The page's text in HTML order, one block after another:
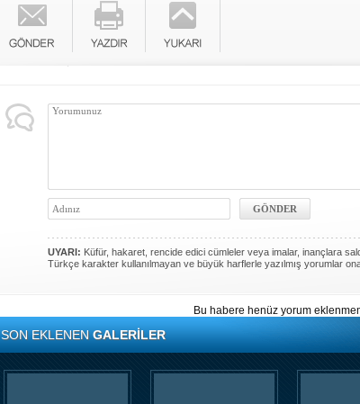
UYARI: Küfür, hakaret, rencide edici cümleler veya imalar, inançlara
Türkçe karakter kullanılmayan ve büyük harflerle yazılmış yorumlar
Bu habere henüz yorum
SON EKLENENGALERİLER